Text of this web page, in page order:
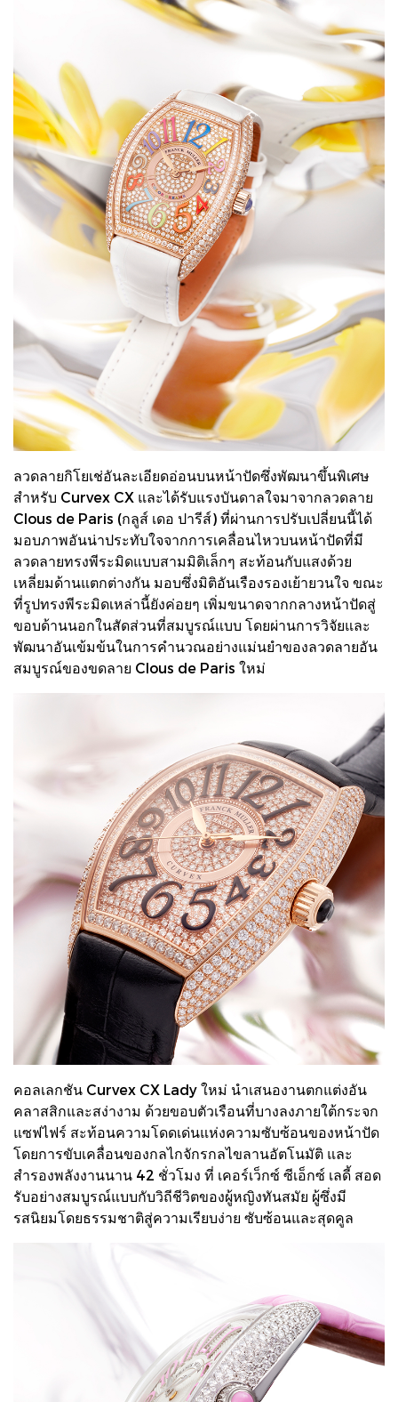
ลวดลายกิโยเช่อันละเอียดอ่อนบนหน้าปัดซึ่งพัฒนาขึ้นพิเศษ
สำหรับ Curvex CX และได้รับแรงบันดาลใจมาจากลวดลาย
Clous de Paris (กลูส์ เดอ ปารีส์) ที่ผ่านการปรับเปลี่ยนนี้ได้
มอบภาพอันน่าประทับใจจากการเคลื่อนไหวบนหน้าปัดที่มี
ลวดลายทรงพีระมิดแบบสามมิติเล็กๆ สะท้อนกับแสงด้วย
เหลี่ยมด้านแตกต่างกัน มอบซึ่งมิติอันเรืองรองเย้ายวนใจ ขณะ
ที่รูปทรงพีระมิดเหล่านี้ยังค่อยๆ เพิ่มขนาดจากกลางหน้าปัดสู่
ขอบด้านนอกในสัดส่วนที่สมบูรณ์แบบ โดยผ่านการวิจัยและ
พัฒนาอันเข้มข้นในการคำนวณอย่างแม่นยำของลวดลายอัน
สมบูรณ์ของขดลาย Clous de Paris ใหม่
คอลเลกชัน Curvex CX Lady ใหม่ นำเสนองานตกแต่งอัน
คลาสสิกและสง่างาม ด้วยขอบตัวเรือนที่บางลงภายใต้กระจก
แซฟไฟร์ สะท้อนความโดดเด่นแห่งความซับซ้อนของหน้าปัด
โดยการขับเคลื่อนของกลไกจักรกลไขลานอัตโนมัติ และ
สำรองพลังงานนาน 42 ชั่วโมง ที่ เคอร์เว็กซ์ ซีเอ็กซ์ เลดี้ สอด
รับอย่างสมบูรณ์แบบกับวิถีชีวิตของผู้หญิงทันสมัย ผู้ซึ่งมี
รสนิยมโดยธรรมชาติสู่ความเรียบง่าย ซับซ้อนและสุดคูล